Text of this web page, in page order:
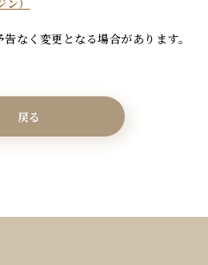
）
なく変更となる場合があります。
戻る